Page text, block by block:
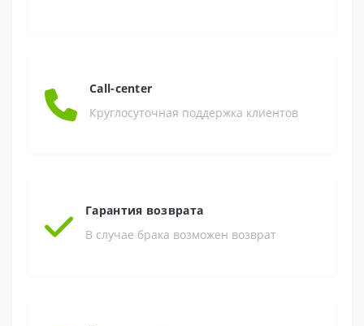
Call-center
Круглосуточная поддержка клиентов
Гарантия возврата
В случае брака возможен возврат